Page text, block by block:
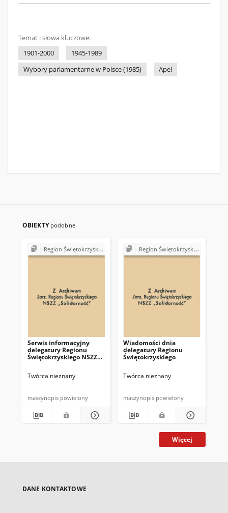
Temat i słowa kluczowe:
1901-2000
1945-1989
Wybory parlamentarne w Polsce (1985)
Apel
OBIEKTY podobne
Region Świętokrzyski NSZZ "Solidarność". Delegatura Starachowice
Serwis informacyjny
delegatury Regionu
Świętokrzyskiego NSZZ
Twórca nieznany
maszynopis powielony
Region Świętokrzyski NSZZ "Solidarność". Delegatura Starachowice
Wiadomości dnia
delegatury Regionu
Świętokrzyskiego
Twórca nieznany
maszynopis powielony
Więcej
DANE KONTAKTOWE